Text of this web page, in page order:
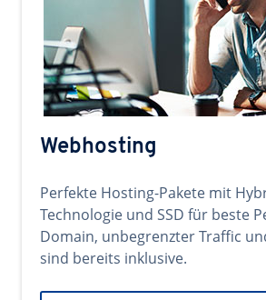
Webhosting
Perfekte Hosting-Pakete mit
Technologie und SSD für beste
Domain, unbegrenzter Traffic
sind bereits inklusive.